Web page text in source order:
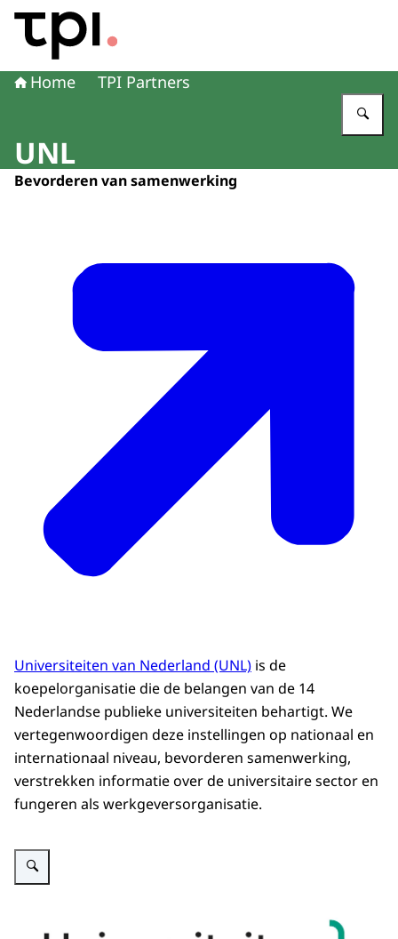
Naar de homepage van Transitie Proefdiervrije Innovatie
Home TPI Partners
UNL
Bevorderen van samenwerking
Universiteiten van Nederland (UNL) is de
koepelorganisatie die de belangen van de 14
Nederlandse publieke universiteiten behartigt. We
vertegenwoordigen deze instellingen op nationaal en
internationaal niveau, bevorderen samenwerking,
verstrekken informatie over de universitaire sector en
fungeren als werkgeversorganisatie.
Vergroot afbeelding logo van de Universiteiten van Nederland